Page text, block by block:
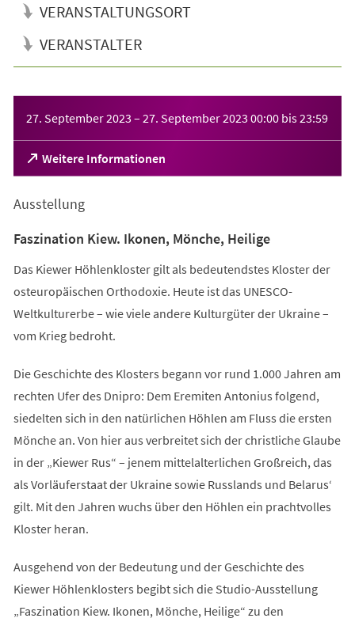
VERANSTALTUNGSORT
VERANSTALTER
27. September 2023 – 27. September 2023 00:00 bis23:59
Weitere Informationen
(Öffnet
in
neuen
Ausstellung
Faszination Kiew. Ikonen, Mönche, Heilige
Das Kiewer Höhlenkloster gilt als bedeutendstes Kloster der
osteuropäischen Orthodoxie. Heute ist das UNESCO-
Weltkulturerbe – wie viele andere Kulturgüter der Ukraine –
vom Krieg bedroht.
Die Geschichte des Klosters begann vor rund 1.000 Jahren am
rechten Ufer des Dnipro: Dem Eremiten Antonius folgend,
siedelten sich in den natürlichen Höhlen am Fluss die ersten
Mönche an. Von hier aus verbreitet sich der christliche Glaube
in der „Kiewer Rus“ – jenem mittelalterlichen Großreich, das
als Vorläuferstaat der Ukraine sowie Russlands und Belarus‘
gilt. Mit den Jahren wuchs über den Höhlen ein prachtvolles
Kloster heran.
Ausgehend von der Bedeutung und der Geschichte des
Kiewer Höhlenklosters begibt sich die Studio-Ausstellung
„Faszination Kiew. Ikonen, Mönche, Heilige“ zu den